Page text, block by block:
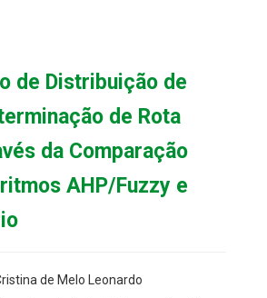
de Distribuição de
de Rota
da Comparação
AHP/Fuzzy e
de Melo Leonardo